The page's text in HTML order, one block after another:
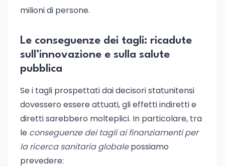
milioni di persone.
Le conseguenze dei tagli: ricadute
sull’innovazione e sulla salute
pubblica
Se i tagli prospettati dai decisori statunitensi
dovessero essere attuati, gli effetti indiretti e
diretti sarebbero molteplici. In particolare, tra
le conseguenze dei tagli ai finanziamenti per
la ricerca sanitaria globalepossiamo
prevedere: